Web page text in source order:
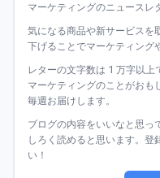
マーケティングのニュースレ
気になる商品や新サービスを
下げることでマーケティング
レターの文字数は 1 万字以上
マーケティングのことがおも
毎週お届けします。
ブログの内容をいいなと思っ
しろく読めると思います。登
い！